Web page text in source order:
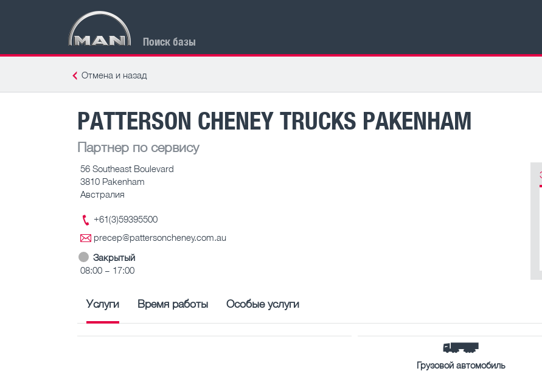
Поиск базы
Отмена и назад
PATTERSON CHENEY TRUCKS PAKENHAM
Партнер по сервису
56 Southeast Boulevard
3810 Pakenham
Австралия
+61(3)59395500
precep@pattersoncheney.com.au
Закрытый
08:00 – 17:00
Услуги Время работы Особые услуги
Грузовой автомобиль